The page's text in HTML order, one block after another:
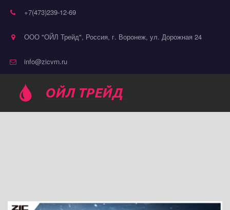
+7(473)239-12-69
ООО "ОЙЛ Трейд", Россия, г. Воронеж, ул. Дорожная 24
info@zicvrn.ru
ОЙЛ ТРЕЙД